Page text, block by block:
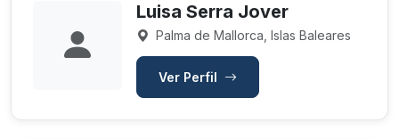
Luisa Serra Jover
Palma de Mallorca, Islas Baleares
Ver Perfil